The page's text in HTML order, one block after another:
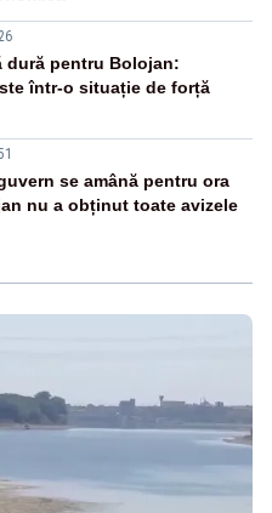
dură pentru Bolojan:
într-o situație de forță
se amână pentru ora
nu a obținut toate avizele